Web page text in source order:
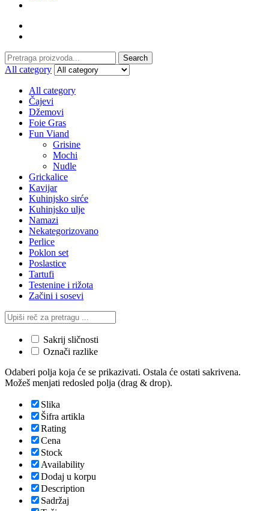
Search
for:
Search
All category
All category
Čajevi
Džemovi
Foie Gras
Fun Viand
Grisine
Mochi
Nudle
Grickalice
Kavijar
Kuhinjsko sirće
Kuhinjsko ulje
Namazi
Nekategorizovano
Perlice
Poklon set
Poslastice
Tartufi
Testenine i rižota
Začini i sosevi
Sakrij sličnosti
Označi razlike
Odaberi polja koja će se prikazivati. Ostala će ostati sakrivena.
Možeš menjati redosled polja (drag & drop).
Slika
Šifra artikla
Rating
Cena
Stock
Availability
Dodaj u korpu
Description
Sadržaj